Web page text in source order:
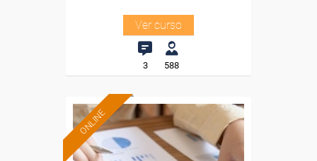
Ver curso
3 588
ONLINE